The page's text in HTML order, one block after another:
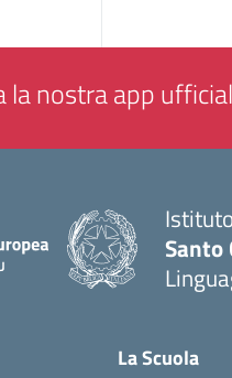
la nostra app
Santo
La Scuola